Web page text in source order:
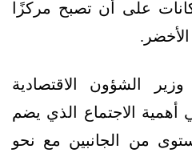
على أن تصبح مركزًا
الأخضر.
الشؤون الاقتصادية
أهمية الاجتماع الذي يضم
من الجانبين مع نحو